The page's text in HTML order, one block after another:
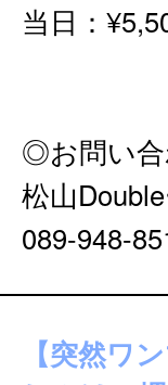
当日：
◎お問い
松山
089-948-
【突然ワ